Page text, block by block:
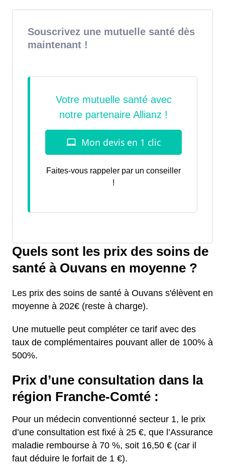
Souscrivez une mutuelle santé dès
maintenant !
Faites-vous rappeler par un conseiller
!
Quels sont les prix des soins de
santé à Ouvans en moyenne ?
Les prix des soins de santé à Ouvans s'élèvent en
moyenne à 202€ (reste à charge).
Une mutuelle peut compléter ce tarif avec des
taux de complémentaires pouvant aller de 100% à
500%.
Prix d’une consultation dans la
région Franche-Comté :
Pour un médecin conventionné secteur 1, le prix
d’une consultation est fixé à 25 €, que l’Assurance
maladie rembourse à 70 %, soit 16,50 € (car il
faut déduire le forfait de 1 €).